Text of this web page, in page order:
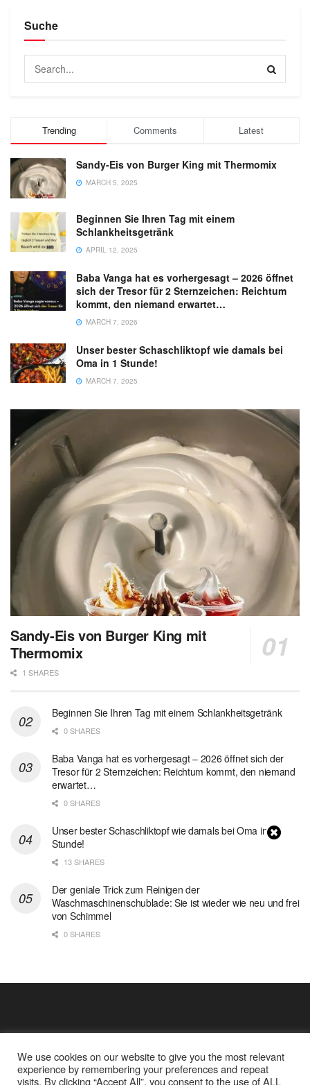
Suche
Trending Comments Latest
Sandy-Eis von Burger King mit Thermomix
MARCH 5, 2025
Beginnen Sie Ihren Tag mit einem
Schlankheitsgetränk
APRIL 12, 2025
Baba Vanga hat es vorhergesagt – 2026 öffnet
sich der Tresor für 2 Sternzeichen: Reichtum
kommt, den niemand erwartet…
MARCH 7, 2026
Unser bester Schaschliktopf wie damals bei
Oma in 1 Stunde!
MARCH 7, 2025
Sandy-Eis von Burger King mit
Thermomix
1 SHARES
Beginnen Sie Ihren Tag mit einem Schlankheitsgetränk
0 SHARES
Baba Vanga hat es vorhergesagt – 2026 öffnet sich der
Tresor für 2 Sternzeichen: Reichtum kommt, den niemand
erwartet…
0 SHARES
Unser bester Schaschliktopf wie damals bei Oma in 1
Stunde!
13 SHARES
Der geniale Trick zum Reinigen der
Waschmaschinenschublade: Sie ist wieder wie neu und frei
von Schimmel
0 SHARES
We use cookies on our website to give you the most relevant
experience by remembering your preferences and repeat
visits. By clicking “Accept All”, you consent to the use of ALL